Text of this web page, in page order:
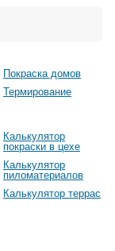
Покраска домов
Термирование
Калькулятор
покраски в цехе
Калькулятор
пиломатериалов
Калькулятор террас